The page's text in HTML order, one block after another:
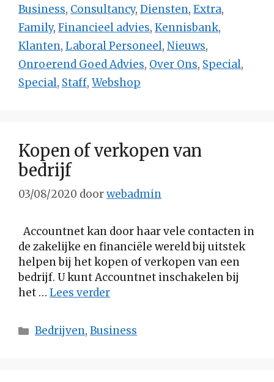
Business, Consultancy, Diensten, Extra,
Family, Financieel advies, Kennisbank,
Klanten, Laboral Personeel, Nieuws,
Onroerend Goed Advies, Over Ons, Special,
Special, Staff, Webshop
Kopen of verkopen van
bedrijf
03/08/2020 doorwebadmin
Accountnet kan door haar vele contacten in
de zakelijke en financiële wereld bij uitstek
helpen bij het kopen of verkopen van een
bedrijf. U kunt Accountnet inschakelen bij
het … Lees verder
Categorieën
Bedrijven,Business